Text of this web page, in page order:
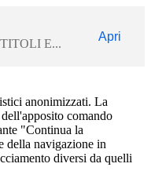
E...
Apri
anonimizzati. La
comando
"Continua la
della navigazione in
diversi da quelli